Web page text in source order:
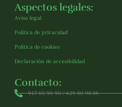
Aspectos legales:
Aviso legal
Política de privacidad
Política de cookies
Declaración de accesibilidad
Contacto:
917 05 90 90 / 629 80 98 88